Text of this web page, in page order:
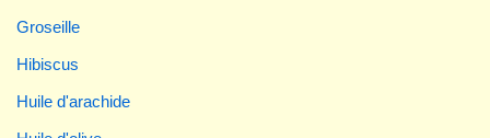
Groseille
Hibiscus
Huile d'arachide